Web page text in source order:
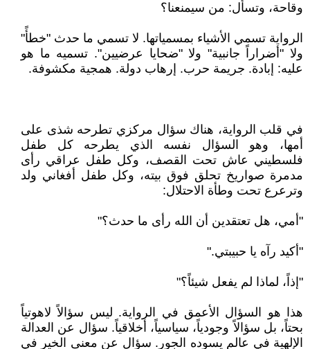
وقاحة، وتسأل: من سيمنعنا؟
الرواية تسمي الأشياء بمسمياتها. لا تسمي ما حدث "خطأً"
ولا "أضراراً جانبية" ولا "ضحايا عرضيين". تسميه ما هو
عليه: إبادة. جريمة حرب. إرهاب دولة. همجية مكشوفة.
في قلب الرواية، هناك سؤال مركزي تطرحه شذى على
أمها، وهو السؤال نفسه الذي يطرحه كل طفل
فلسطيني عاش تحت القصف، وكل طفل عراقي رأى
مدمرة صواريخ تحلق فوق بيته، وكل طفل أفغاني ولد
وترعرع تحت وطأة الاحتلال:
"أمي، هل تعتقدين أن الله رأى ما حدث؟"
"أكيد رآه يا حبيبتي."
"إذاً، لماذا لم يفعل شيئاً؟"
هذا هو السؤال الأعمق في الرواية. ليس سؤالاً لاهوتياً
بحتاً، بل سؤالاً وجودياً، سياسياً، أخلاقياً. سؤال عن العدالة
الإلهية في عالم يسوده الجور. سؤال عن معنى الخير في